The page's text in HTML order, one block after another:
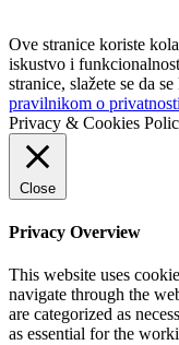
Ove stranice koriste
iskustvo i
stranice, slažete se da
pravilnikom o
Privacy & Cookies
Close
Privacy Overview
This website uses
navigate through the
are categorized as
as essential for the